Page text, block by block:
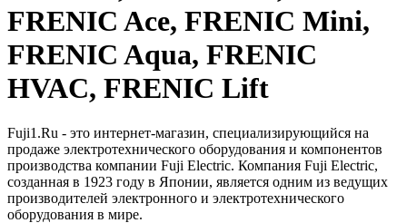
FRENIC Ace, FRENIC Mini,
FRENIC Aqua, FRENIC
HVAC, FRENIC Lift
Fuji1.Ru - это интернет-магазин, специализирующийся на
продаже электротехнического оборудования и компонентов
производства компании Fuji Electric. Компания Fuji Electric,
созданная в 1923 году в Японии, является одним из ведущих
производителей электронного и электротехнического
оборудования в мире.